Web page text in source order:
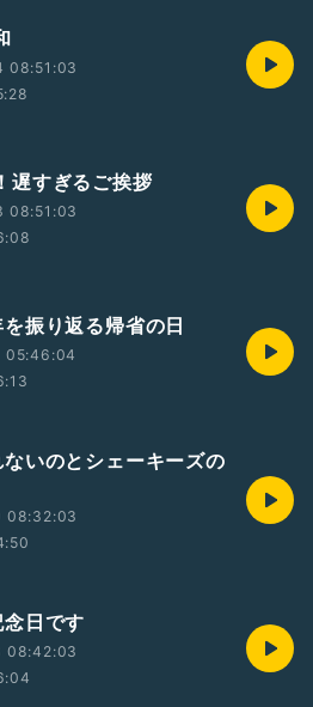
08:51:03
遅すぎるご挨拶
08:51:03
振り返る帰省の日
05:46:04
いのとシェーキーズの
08:32:03
日です
08:42:03